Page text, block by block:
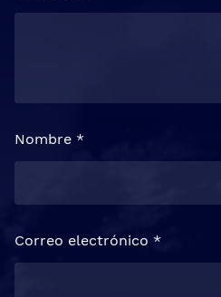
Nombre *
Correo electrónico *